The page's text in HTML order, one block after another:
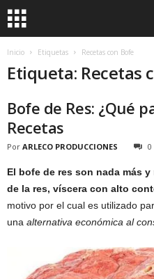
Inicio Etiquetas Recetas con Bofe
Etiqueta: Recetas
Bofe de Res: ¿Qué
Recetas
Por ARLECO PRODUCCIONES 0
El bofe de res son nada más
de la res, víscera con alto
motivo por el cual es utilizado
una alternativa económica al